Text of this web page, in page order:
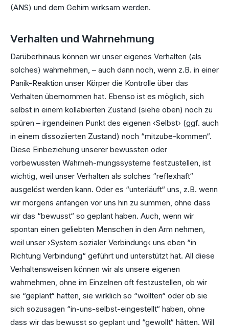
(ANS) und dem Gehirn wirksam werden.
Verhalten und Wahrnehmung
Darüberhinaus können wir unser eigenes Verhalten (als
solches) wahrnehmen, – auch dann noch, wenn z.B. in einer
Panik-Reaktion unser Körper die Kontrolle über das
Verhalten übernommen hat. Ebenso ist es möglich, sich
selbst in einem kollabierten Zustand (siehe oben) noch zu
spüren – irgendeinen Punkt des eigenen ‹Selbst› (ggf. auch
in einem dissoziierten Zustand) noch “mitzube-kommen“.
Diese Einbeziehung unserer bewussten oder
vorbewussten Wahrneh-mungssysteme festzustellen, ist
wichtig, weil unser Verhalten als solches “reflexhaft“
ausgelöst werden kann. Oder es “unterläuft“ uns, z.B. wenn
wir morgens anfangen vor uns hin zu summen, ohne dass
wir das “bewusst“ so geplant haben. Auch, wenn wir
spontan einen geliebten Menschen in den Arm nehmen,
weil unser ›System sozialer Verbindung‹ uns eben “in
Richtung Verbindung“ geführt und unterstützt hat. All diese
Verhaltensweisen können wir als unsere eigenen
wahrnehmen, ohne im Einzelnen oft festzustellen, ob wir
sie “geplant“ hatten, sie wirklich so “wollten“ oder ob sie
sich sozusagen “in-uns-selbst-eingestellt“ haben, ohne
dass wir das bewusst so geplant und “gewollt“ hätten. Will